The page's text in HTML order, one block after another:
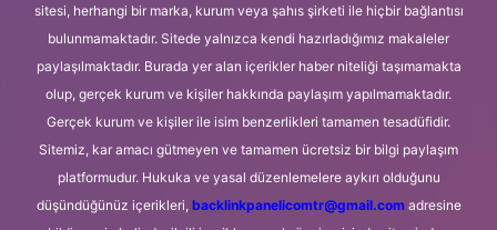
sitesi, herhangi bir marka, kurum veya şahıs şirketi ile hiçbir bağlantısı
bulunmamaktadır. Sitede yalnızca kendi hazırladığımız makaleler
paylaşılmaktadır. Burada yer alan içerikler haber niteliği taşımamakta
olup, gerçek kurum ve kişiler hakkında paylaşım yapılmamaktadır.
Gerçek kurum ve kişiler ile isim benzerlikleri tamamen tesadüfidir.
Sitemiz, kar amacı gütmeyen ve tamamen ücretsiz bir bilgi paylaşım
platformudur. Hukuka ve yasal düzenlemelere aykırı olduğunu
düşündüğünüz içerikleri, backlinkpanelicomtr@gmail.comadresine